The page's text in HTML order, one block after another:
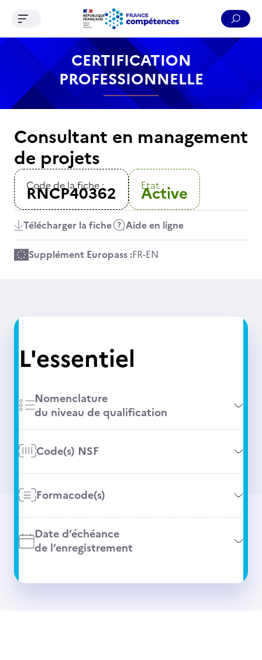
Contenu Recherche Menu Pied de page
Ouvrir le menu de navigation
CERTIFICATION
PROFESSIONNELLE
Consultant en management
de projets
Code de la fiche :
RNCP40362 Etat :
Active
Télécharger la fiche Aide en ligne
Supplément Europass :FR-EN
L'essentiel
Nomenclature
du niveau de qualification
Code(s) NSF
Formacode(s)
Date d’échéance
de l’enregistrement